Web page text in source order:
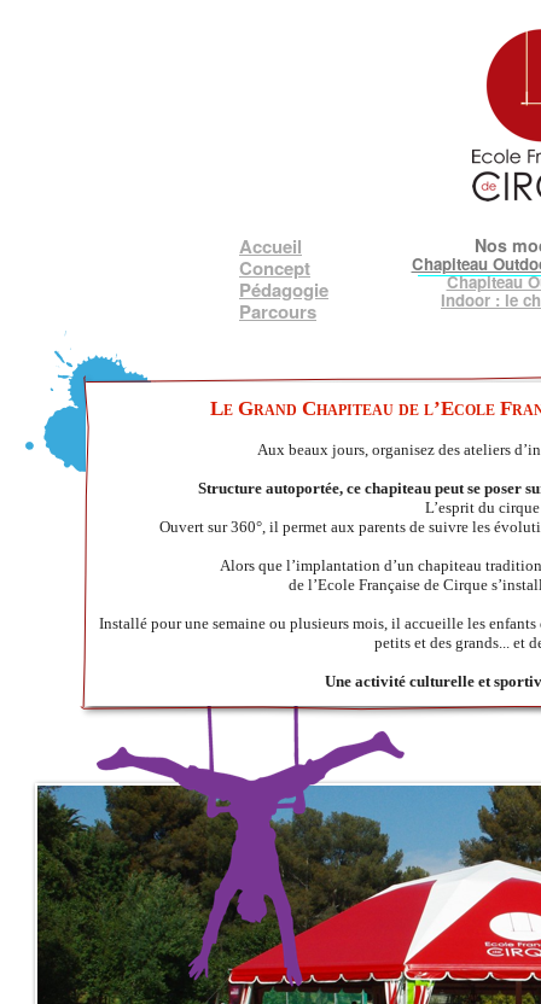
Nos
Chapiteau
Chapiteau
Indoor : le
Accueil
Concept
Pédagogie
Parcours
Le Grand Chapiteau de l’Ecole
Aux beaux jours, organisez des ateliers
Structure autoportée, ce chapiteau peut se poser
L’esprit du
Ouvert sur 360°, il permet aux parents de suivre les
Alors que l’implantation d’un chapiteau
de l’Ecole Française de Cirque
Installé pour une semaine ou plusieurs mois, il accueille les
petits et des grands... et
Une activité culturelle et